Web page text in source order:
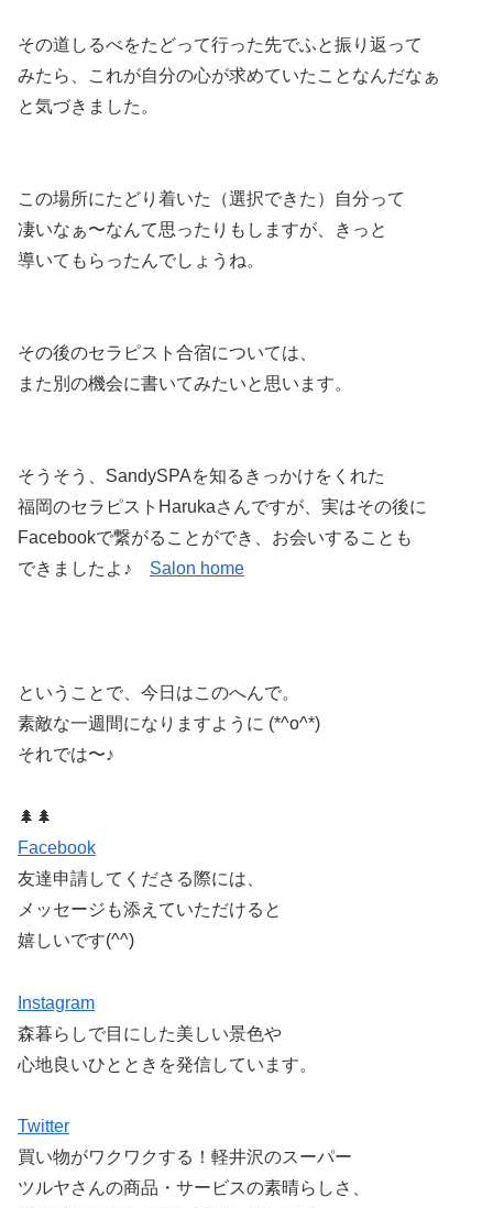
その道しるべをたどって行った先でふと振り返って
みたら、これが自分の心が求めていたことなんだなぁ
と気づきました。
この場所にたどり着いた（選択できた）自分って
凄いなぁ〜なんて思ったりもしますが、きっと
導いてもらったんでしょうね。
その後のセラピスト合宿については、
また別の機会に書いてみたいと思います。
そうそう、SandySPAを知るきっかけをくれた
福岡のセラピストHarukaさんですが、実はその後に
Facebookで繋がることができ、お会いすることも
できましたよ♪ Salon home
ということで、今日はこのへんで。
素敵な一週間になりますように (*^o^*)
それでは〜♪
🌲🌲
Facebook
友達申請してくださる際には、
メッセージも添えていただけると
嬉しいです(^^)
Instagram
森暮らしで目にした美しい景色や
心地良いひとときを発信しています。
Twitter
買い物がワクワクする！軽井沢のスーパー
ツルヤさんの商品・サービスの素晴らしさ、